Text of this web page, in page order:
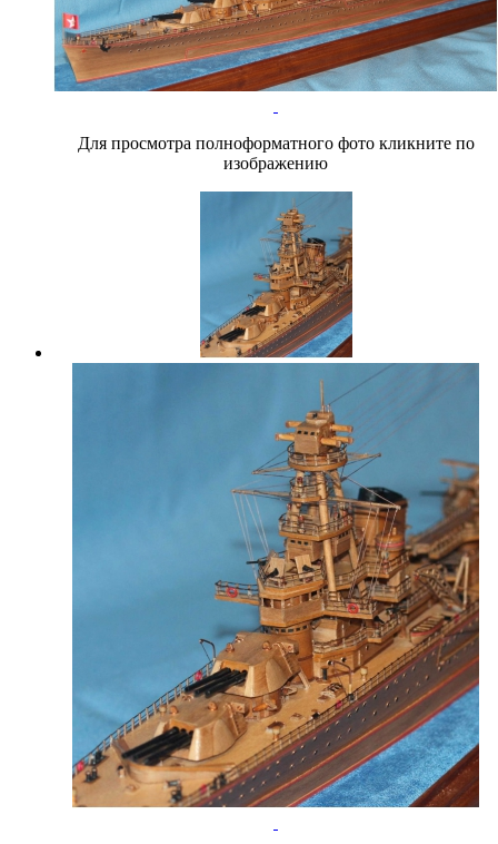
Для просмотра полноформатного фото кликните по
изображению